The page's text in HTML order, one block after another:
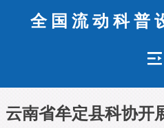
全国流动科普
云南省牟定县科协开